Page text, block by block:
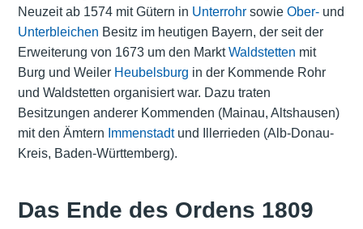
Neuzeit ab 1574 mit Gütern in Unterrohrsowie Ober-und
Unterbleichen Besitz im heutigen Bayern, der seit der
Erweiterung von 1673 um den MarktWaldstetten mit
Burg und Weiler Heubelsburg in der Kommende Rohr
und Waldstetten organisiert war. Dazu traten
Besitzungen anderer Kommenden (Mainau, Altshausen)
mit den Ämtern Immenstadtund Illerrieden (Alb-Donau-
Kreis, Baden-Württemberg).
Das Ende des Ordens 1809